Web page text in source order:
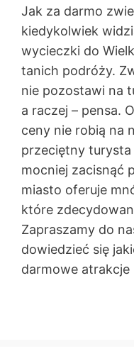
Jak za darmo
kiedykolwiek
wycieczki do
tanich podróży.
nie pozostawi na
a raczej – pensa.
ceny nie robią na
przeciętny
mocniej zacisnąć
miasto oferuje
które
Zapraszamy do
dowiedzieć się
darmowe atrakcje